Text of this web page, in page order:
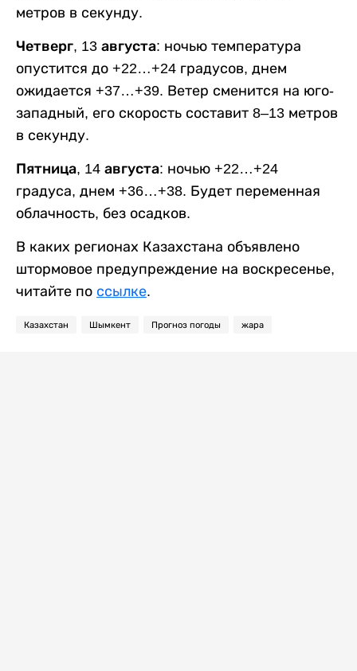
метров в секунду.
Четверг, 13 августа: ночью температура
опустится до +22…+24 градусов, днем
ожидается +37…+39. Ветер сменится на юго-
западный, его скорость составит 8–13 метров
в секунду.
Пятница, 14 августа: ночью +22…+24
градуса, днем +36…+38. Будет переменная
облачность, без осадков.
В каких регионах Казахстана объявлено
штормовое предупреждение на воскресенье,
читайте по ссылке.
Казахстан Шымкент Прогноз погоды жара